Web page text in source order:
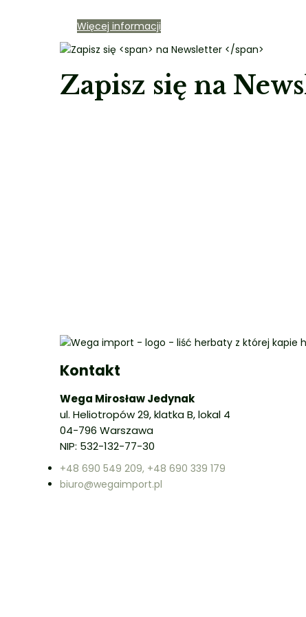
Więcej informacji
Zapisz się na
Kontakt
Wega Mirosław Jedynak
ul. Heliotropów 29, klatka B, lokal 4
04-796 Warszawa
NIP: 532-132-77-30
+48 690 549 209, +48 690 339 179
biuro@wegaimport.pl